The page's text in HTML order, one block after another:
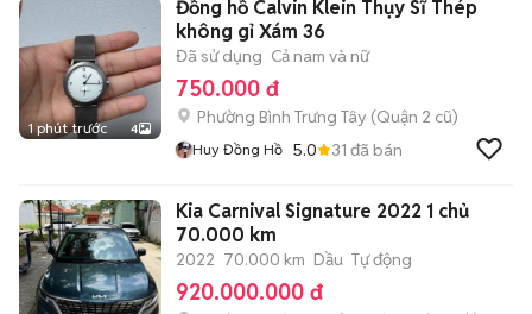
1 phút trước 4
Đồng hồ Calvin Klein Thụy Sĩ Thép
không gỉ Xám 36
Đã sử dụng Cả nam và nữ
750.000 đ
Phường Bình Trưng Tây (Quận 2 cũ)
Huy Đồng Hồ 5.0 31 đã bán
Kia Carnival Signature 2022 1 chủ
70.000 km
2022 70.000 km Dầu Tự động
920.000.000 đ